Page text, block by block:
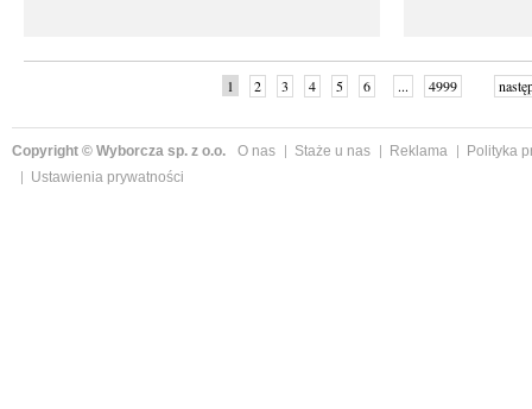
1 2 3 4 5 6 ... 4999
Copyright © Wyborcza sp. z o.o. O nas Staże u nas Reklama
Polityka
Ustawienia prywatności